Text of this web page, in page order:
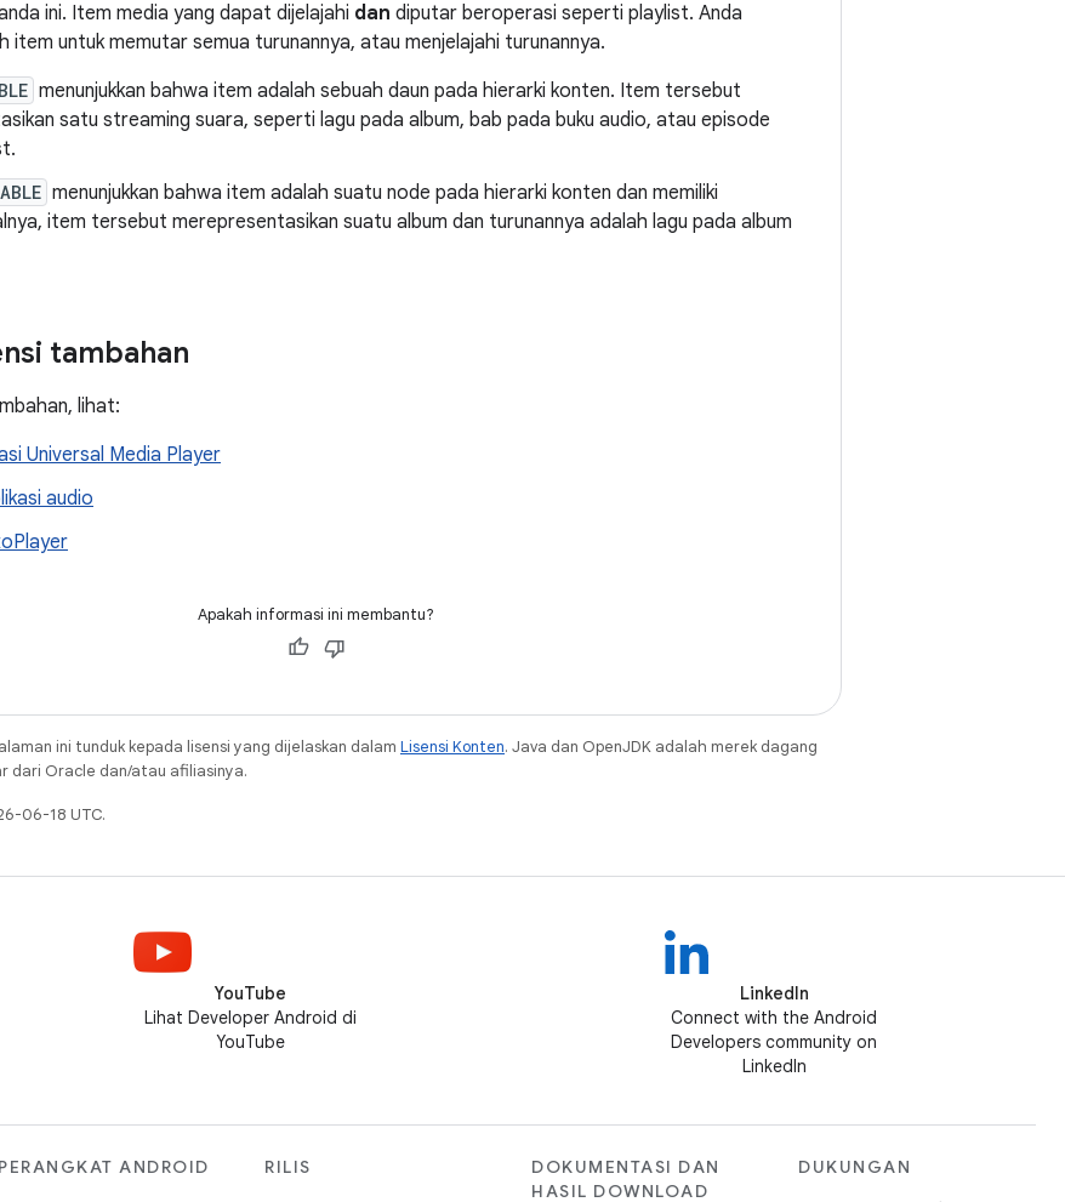
ini. Item media yang dapat dijelajahi dan diputar beroperasi seperti playlist. Anda
item untuk memutar semua turunannya, atau menjelajahi turunannya.
menunjukkan bahwa item adalah sebuah daun pada hierarki konten. Item tersebut
satu streaming suara, seperti lagu pada album, bab pada buku audio, atau episode
menunjukkan bahwa item adalah suatu node pada hierarki konten dan memiliki
item tersebut merepresentasikan suatu album dan turunannya adalah lagu pada album
tambahan
lihat:
Universal Media Player
audio
Apakah informasi ini membantu?
ini tunduk kepada lisensi yang dijelaskan dalam Lisensi Konten. Java dan OpenJDK adalah merek dagang
dari Oracle dan/atau afiliasinya.
06-18 UTC.
YouTube
Lihat Developer Android di
YouTube
LinkedIn
Connect with the Android
Developers community on
LinkedIn
PERANGKAT ANDROID
RILIS
DOKUMENTASI DAN
HASIL DOWNLOAD
DUKUNGAN